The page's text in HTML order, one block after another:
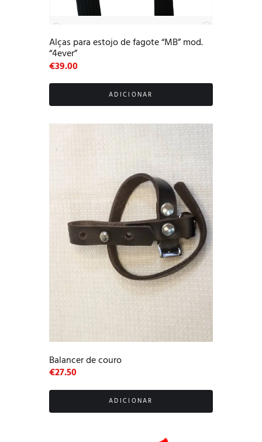
Alças para estojo de fagote “MB” mod.
“4ever”
€39.00
ADICIONAR
Balancer de couro
€27.50
ADICIONAR